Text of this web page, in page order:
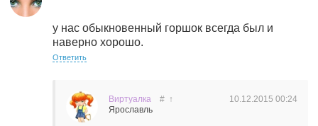
у нас обыкновенный горшок всегда был и
наверно хорошо.
Ответить
Виртуалка
Ярославль
10.12.2015 00:24
# ↑